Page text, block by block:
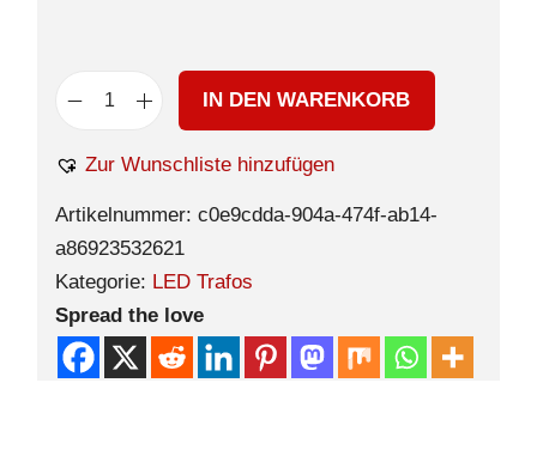
IN DEN WARENKORB
Zur Wunschliste hinzufügen
Artikelnummer: c0e9cdda-904a-474f-ab14-
a86923532621
Kategorie: LED Trafos
Spread the love